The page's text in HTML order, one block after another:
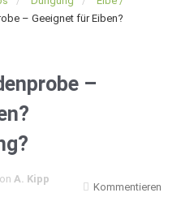
– Geeignet für Eiben?
–
Kommentieren
A. Kipp